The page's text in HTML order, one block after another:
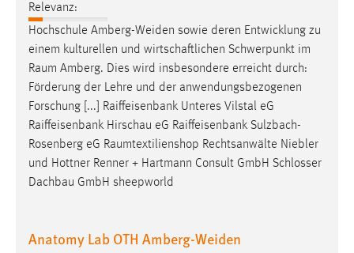
Relevanz:
Hochschule Amberg-Weiden sowie deren Entwicklung zu
einem kulturellen und wirtschaftlichen Schwerpunkt im
Raum Amberg. Dies wird insbesondere erreicht durch:
Förderung der Lehre und der anwendungsbezogenen
Forschung [...] Raiffeisenbank Unteres Vilstal eG
Raiffeisenbank Hirschau eG Raiffeisenbank Sulzbach-
Rosenberg eG Raumtextilienshop Rechtsanwälte Niebler
und Hottner Renner + Hartmann Consult GmbH Schlosser
Dachbau GmbH sheepworld
Anatomy Lab OTH Amberg-Weiden
Das Cookie speichert die gewählte Sprache der Website.
Cookie Laufzeit:
30 Tage
Chat
Name:
MibewSessionID, MIBEW_UserID, mibew_locale, mibew-
chat-frame-style-5e9dbeb1811c0446
Cookie Laufzeit: